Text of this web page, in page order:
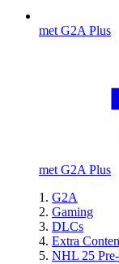
met G2A Plus
met G2A Plus
G2A
Gaming
DLCs
Extra
NHL 25